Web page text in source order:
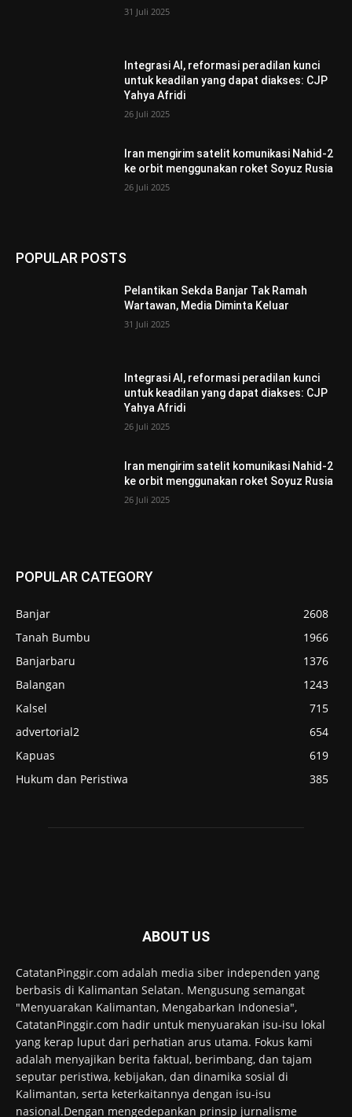
31 Juli 2025
Integrasi AI, reformasi peradilan kunci
untuk keadilan yang dapat diakses: CJP
Yahya Afridi
26 Juli 2025
Iran mengirim satelit komunikasi Nahid-2
ke orbit menggunakan roket Soyuz Rusia
26 Juli 2025
POPULAR POSTS
Pelantikan Sekda Banjar Tak Ramah
Wartawan, Media Diminta Keluar
31 Juli 2025
Integrasi AI, reformasi peradilan kunci
untuk keadilan yang dapat diakses: CJP
Yahya Afridi
26 Juli 2025
Iran mengirim satelit komunikasi Nahid-2
ke orbit menggunakan roket Soyuz Rusia
26 Juli 2025
POPULAR CATEGORY
Banjar
2608
Tanah Bumbu
1966
Banjarbaru
1376
Balangan
1243
Kalsel
715
advertorial2
654
Kapuas
619
Hukum dan Peristiwa
385
ABOUT US
CatatanPinggir.com adalah media siber independen yang
berbasis di Kalimantan Selatan. Mengusung semangat
"Menyuarakan Kalimantan, Mengabarkan Indonesia",
CatatanPinggir.com hadir untuk menyuarakan isu-isu lokal
yang kerap luput dari perhatian arus utama. Fokus kami
adalah menyajikan berita faktual, berimbang, dan tajam
seputar peristiwa, kebijakan, dan dinamika sosial di
Kalimantan, serta keterkaitannya dengan isu-isu
nasional.Dengan mengedepankan prinsip jurnalisme